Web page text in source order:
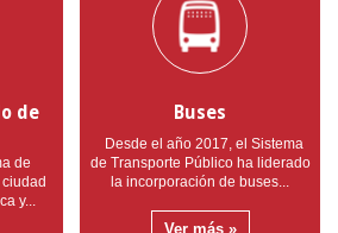
de
de
y...
Buses
Desde el año 2017, el Sistema
de Transporte Público ha liderado
la incorporación de buses...
Ver más »